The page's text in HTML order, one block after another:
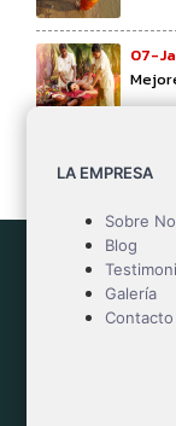
07-
LA EMPRESA
Sobre
Blog
Galería
Contacto